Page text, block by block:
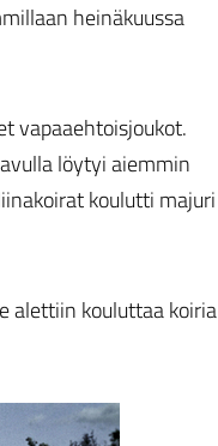
heinäkuussa
vapaaehtoisjoukot.
löytyi aiemmin
koulutti majuri
alettiin kouluttaa koiria